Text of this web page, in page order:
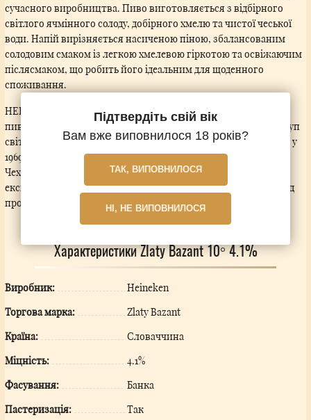
сучасного виробництва. Пиво виготовляється з відбірного
світлого ячмінного солоду, добірного хмелю та чистої чеської
води. Напій вирізняється насиченою піною, збалансованим
солодовим смаком із легкою хмелевою гіркотою та освіжаючим
післясмаком, що робить його ідеальним для щоденного
споживання.
HEINEKEN вже понад 20 років є лідером словацького ринку
пива та входить до складу однієї з найбільших пивоварних груп
світу – HEINEKEN NV. Історія пивоварні Zlatý Bažant почалася у
1969 році, і її продукція швидко здобула популярність у
Чехословаччині. Протягом перших десяти років бренд почав
експортуватися до 12 країн світу, закріпивши своє місце серед
провідних європейських пивних марок.
Характеристики Zlaty Bazant 10° 4.1%
Виробник:
Hеineken
Торгова марка:
Zlaty Bazant
Країна:
Словаччина
Міцність:
4.1%
Фасування:
Банка
Пастеризація:
Так
Підтвердіть свій вік
Вам вже виповнилося 18 років?
ТАК, ВИПОВНИЛОСЯ
НІ, НЕ ВИПОВНИЛОСЯ